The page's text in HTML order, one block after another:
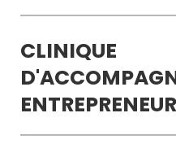
CLINIQUE